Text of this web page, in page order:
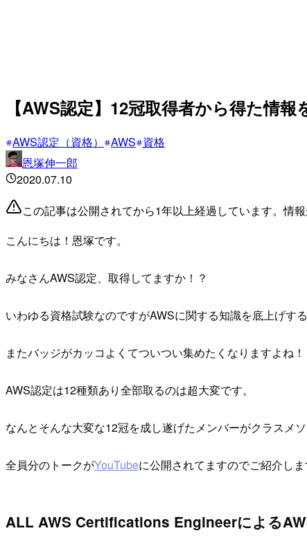
【AWS認定】12冠取得者から得た情報
AWS認定（資格） AWS 資格
恩塚伸一郎
2020.07.10
この記事は公開されてから1年以上経過しています。情
こんにちは！恩塚です。
みなさんAWS認定、取得してますか！？
いわゆる資格試験なのですがAWSに関する知識を底上げす
またバッジがカッコよくてついつい集めたくなりますよね！
AWS認定は12種類あり全部取るのは超大変です。
なんとそんな大変な12冠を成し遂げたメンバーがクラスメ
全員分のトークがYouTubeに公開されてますのでご紹介しま
ALL AWS Certifications Engineerによる